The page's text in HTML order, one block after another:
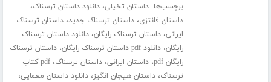
برچسب‌ها:داستان تخیلی،دانلود داستان ترسناک،
داستان فانتزی،داستان ترسناک جدید،داستان ترسناک
ایرانی،داستان ترسناک رایگان،دانلود داستان ترسناک
رایگان،دانلود pdf داستان ترسناک رایگان ،داستان ترسناک
رایگان pdf
،داستان ایرانی،داستان ترسناک،
pdf کتاب
ترسناک،داستان هیجان انگیز،دانلود داستان معمایی،